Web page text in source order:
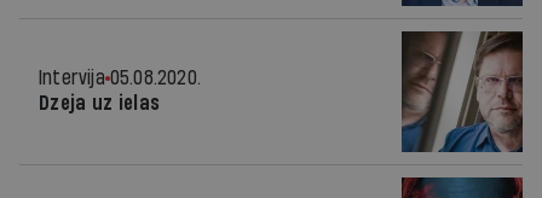
Intervija 05.08.2020.
Dzeja uz ielas